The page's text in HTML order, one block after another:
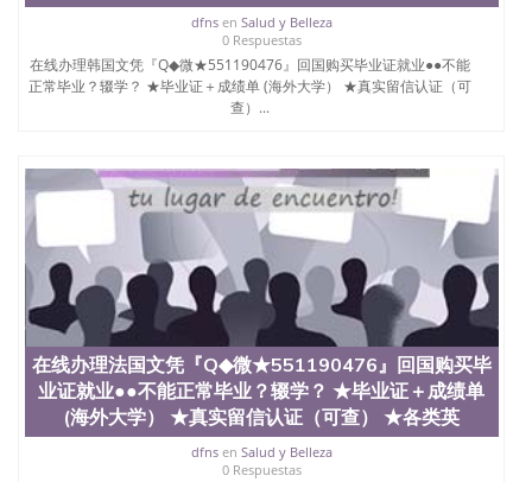
dfnsen Salud y Belleza
0 Respuestas
在线办理韩国文凭『Q◆微★551190476』回国购买毕业证就业●●不能
正常毕业？辍学？ ★毕业证＋成绩单 (海外大学） ★真实留信认证（可
查）...
在线办理法国文凭『Q◆微★551190476』回国购买毕
业证就业●●不能正常毕业？辍学？ ★毕业证＋成绩单
(海外大学） ★真实留信认证（可查） ★各类英
dfnsen Salud y Belleza
0 Respuestas